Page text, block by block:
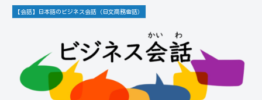
【会話】日本語のビジネス会話（日文商務會話）